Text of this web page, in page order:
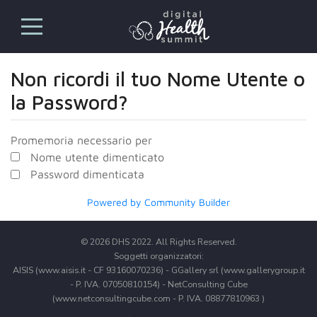
Non ricordi il tuo Nome Utente o
la Password?
Promemoria necessario per
Nome utente dimenticato
Password dimenticata
Powered by Community Builder
© 2026 DHS 2022. All Rights Reserved.
Soggetti organizzatori:
AISIS (www.aisis.it - CF 93160070236) - GGallery srl (www.gallerygroup.it
- P. IVA. 07050810154) - NetConsulting Cube
(www.netconsultingcube.com - P. IVA. 08877810963 )